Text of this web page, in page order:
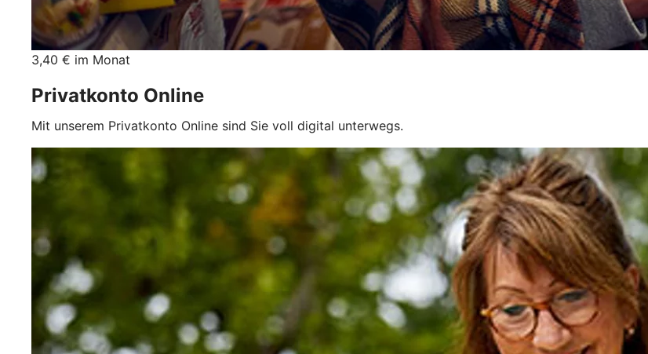
3,40 € im Monat
Privatkonto Online
Mit unserem Privatkonto Online sind Sie voll digital unterwegs.